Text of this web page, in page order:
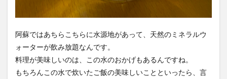
阿蘇ではあちらこちらに水源地があって、天然のミネラルウ
ォーターが飲み放題なんです。
料理が美味しいのは、この水のおかげもあるんですね。
もちろんこの水で炊いたご飯の美味しいことといったら、言